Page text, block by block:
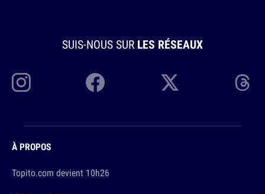
SUIS-NOUS SUR LES RÉSEAUX
À PROPOS
Topito.com devient 10h26